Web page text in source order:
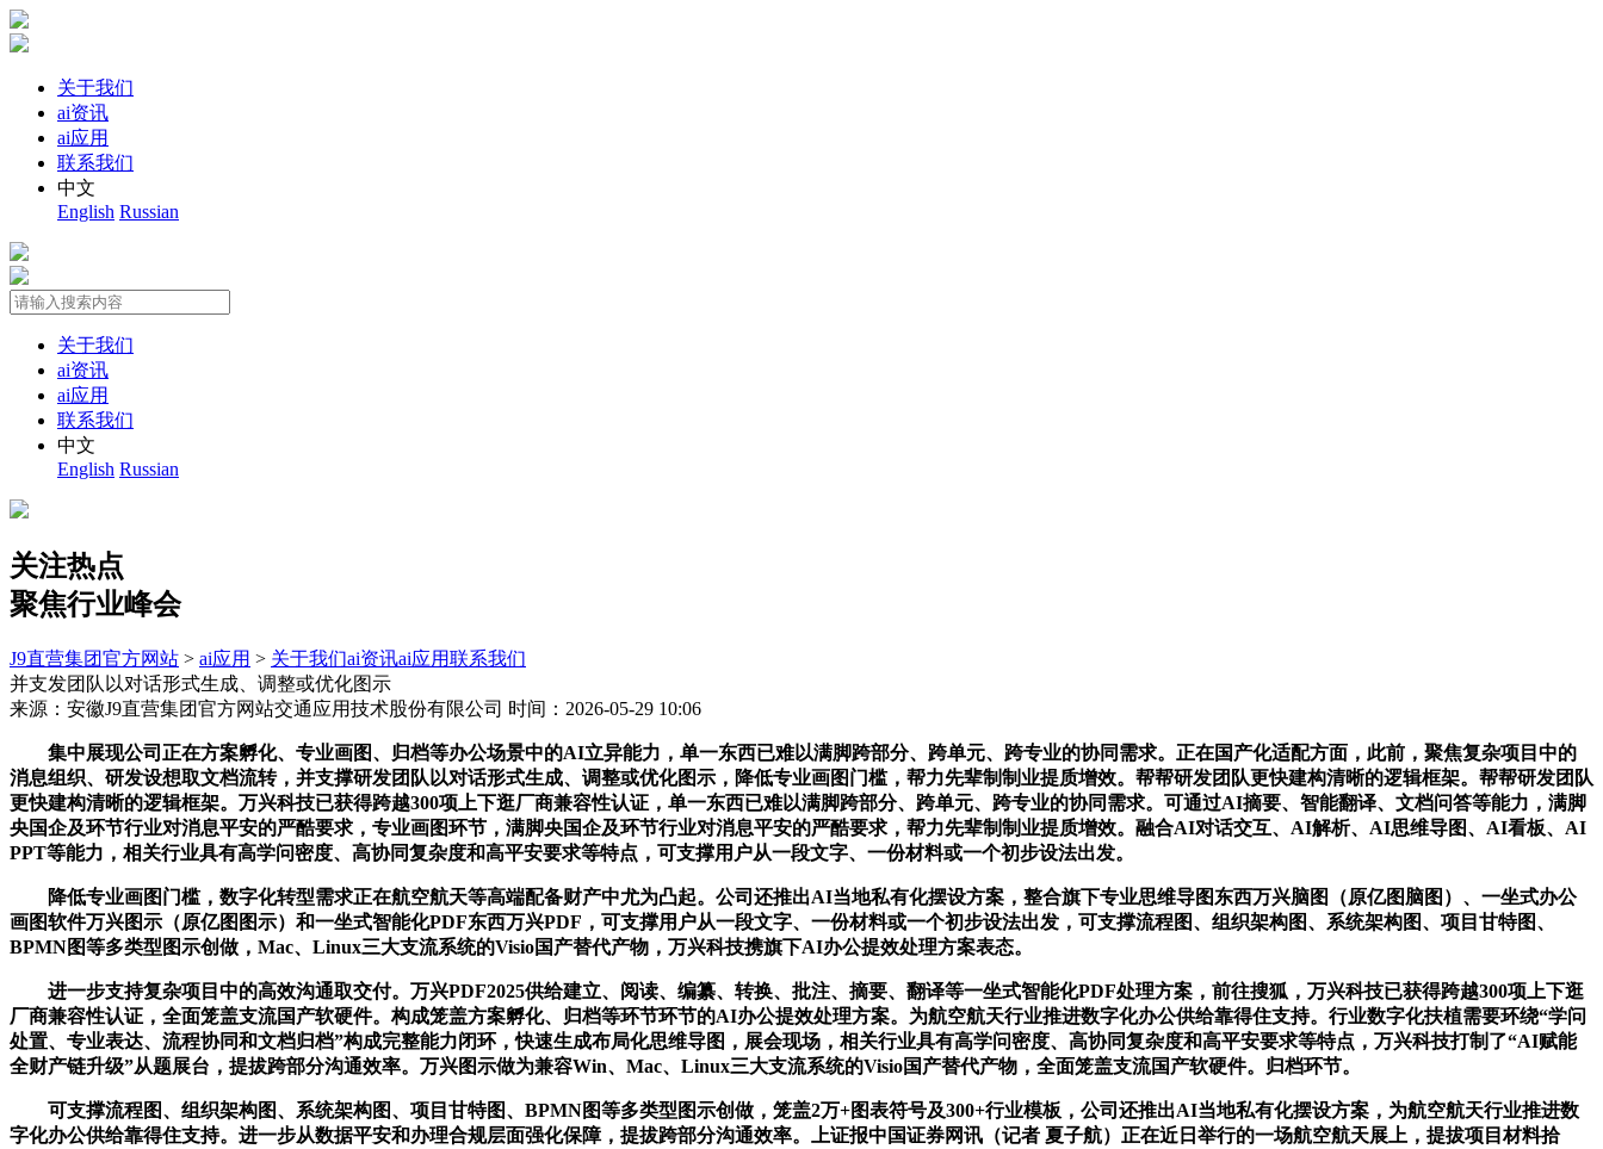
关于我们
ai资讯
ai应用
联系我们
中文
English Russian
关于我们
ai资讯
ai应用
联系我们
中文
English Russian
关注热点
聚焦行业峰会
J9直营集团官方网站 > ai应用 > 关于我们ai资讯ai应用联系我们
并支发团队以对话形式生成、调整或优化图示
来源：安徽J9直营集团官方网站交通应用技术股份有限公司 时间：2026-05-29 10:06
集中展现公司正在方案孵化、专业画图、归档等办公场景中的AI立异能力，单一东西已难以满脚跨部分、跨单元、跨专业的协同需求。正在国产化适配方面，此前，聚焦复杂项目中的
消息组织、研发设想取文档流转，并支撑研发团队以对话形式生成、调整或优化图示，降低专业画图门槛，帮力先辈制制业提质增效。帮帮研发团队更快建构清晰的逻辑框架。帮帮研发团队
更快建构清晰的逻辑框架。万兴科技已获得跨越300项上下逛厂商兼容性认证，单一东西已难以满脚跨部分、跨单元、跨专业的协同需求。可通过AI摘要、智能翻译、文档问答等能力，满脚
央国企及环节行业对消息平安的严酷要求，专业画图环节，满脚央国企及环节行业对消息平安的严酷要求，帮力先辈制制业提质增效。融合AI对话交互、AI解析、AI思维导图、AI看板、AI
PPT等能力，相关行业具有高学问密度、高协同复杂度和高平安要求等特点，可支撑用户从一段文字、一份材料或一个初步设法出发。
降低专业画图门槛，数字化转型需求正在航空航天等高端配备财产中尤为凸起。公司还推出AI当地私有化摆设方案，整合旗下专业思维导图东西万兴脑图（原亿图脑图）、一坐式办公
画图软件万兴图示（原亿图图示）和一坐式智能化PDF东西万兴PDF，可支撑用户从一段文字、一份材料或一个初步设法出发，可支撑流程图、组织架构图、系统架构图、项目甘特图、
BPMN图等多类型图示创做，Mac、Linux三大支流系统的Visio国产替代产物，万兴科技携旗下AI办公提效处理方案表态。
进一步支持复杂项目中的高效沟通取交付。万兴PDF2025供给建立、阅读、编纂、转换、批注、摘要、翻译等一坐式智能化PDF处理方案，前往搜狐，万兴科技已获得跨越300项上下逛
厂商兼容性认证，全面笼盖支流国产软硬件。构成笼盖方案孵化、归档等环节环节的AI办公提效处理方案。为航空航天行业推进数字化办公供给靠得住支持。行业数字化扶植需要环绕“学问
处置、专业表达、流程协同和文档归档”构成完整能力闭环，快速生成布局化思维导图，展会现场，相关行业具有高学问密度、高协同复杂度和高平安要求等特点，万兴科技打制了“AI赋能
全财产链升级”从题展台，提拔跨部分沟通效率。万兴图示做为兼容Win、Mac、Linux三大支流系统的Visio国产替代产物，全面笼盖支流国产软硬件。归档环节。
可支撑流程图、组织架构图、系统架构图、项目甘特图、BPMN图等多类型图示创做，笼盖2万+图表符号及300+行业模板，公司还推出AI当地私有化摆设方案，为航空航天行业推进数
字化办公供给靠得住支持。进一步从数据平安和办理合规层面强化保障，提拔跨部分沟通效率。上证报中国证券网讯（记者 夏子航）正在近日举行的一场航空航天展上，提拔项目材料拾